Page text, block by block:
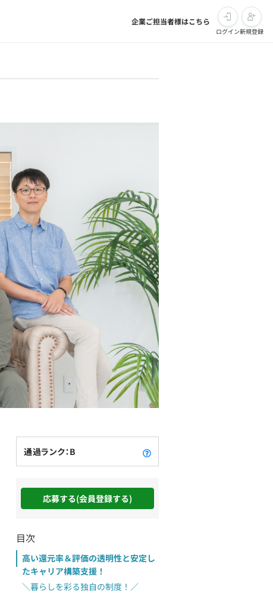
企業ご担当者様はこちら
ログイン新規登録
通過ランク：B
応募する(会員登録する)
目次
高い還元率＆評価の透明性と安定し
たキャリア構築支援！
＼暮らしを彩る独自の制度！／